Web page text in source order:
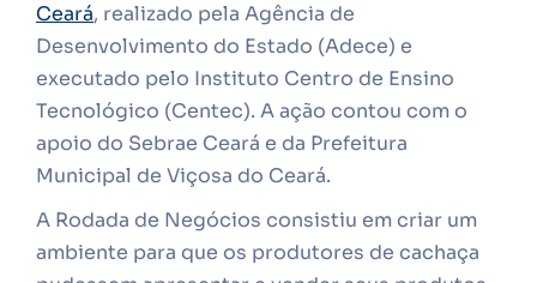
Ceará, realizado pela Agência de
Desenvolvimento do Estado (Adece) e
executado pelo Instituto Centro de Ensino
Tecnológico (Centec). A ação contou com o
apoio do Sebrae Ceará e da Prefeitura
Municipal de Viçosa do Ceará.
A Rodada de Negócios consistiu em criar um
ambiente para que os produtores de cachaça